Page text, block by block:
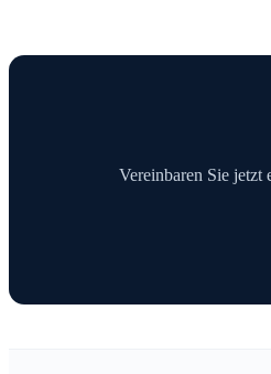
Vereinbaren Sie jetzt